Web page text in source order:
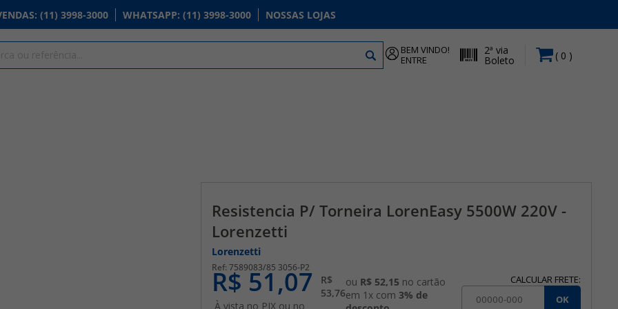
: (11) 3998-3000 WHATSAPP: (11) 3998-3000 NOSSAS LOJAS
BEM VINDO!
ENTRE
2ª via
Boleto 0
Resistencia P/ Torneira LorenEasy 5500W 220V -
Lorenzetti
Lorenzetti
7589083/85 3056-P2
R$ 51,07
À vista no PIX ou no
R$
53,76
ou R$ 52,15 no cartão
em 1x com3% de
CALCULAR FRETE:
OK